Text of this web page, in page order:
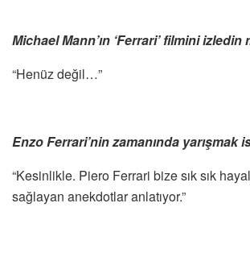
Michael Mann’ın ‘Ferrari’ filmini izledin
“Henüz değil…”
Enzo Ferrari’nin zamanında yarışmak
“Kesinlikle. Piero Ferrari bize sık sık
sağlayan anekdotlar anlatıyor.”